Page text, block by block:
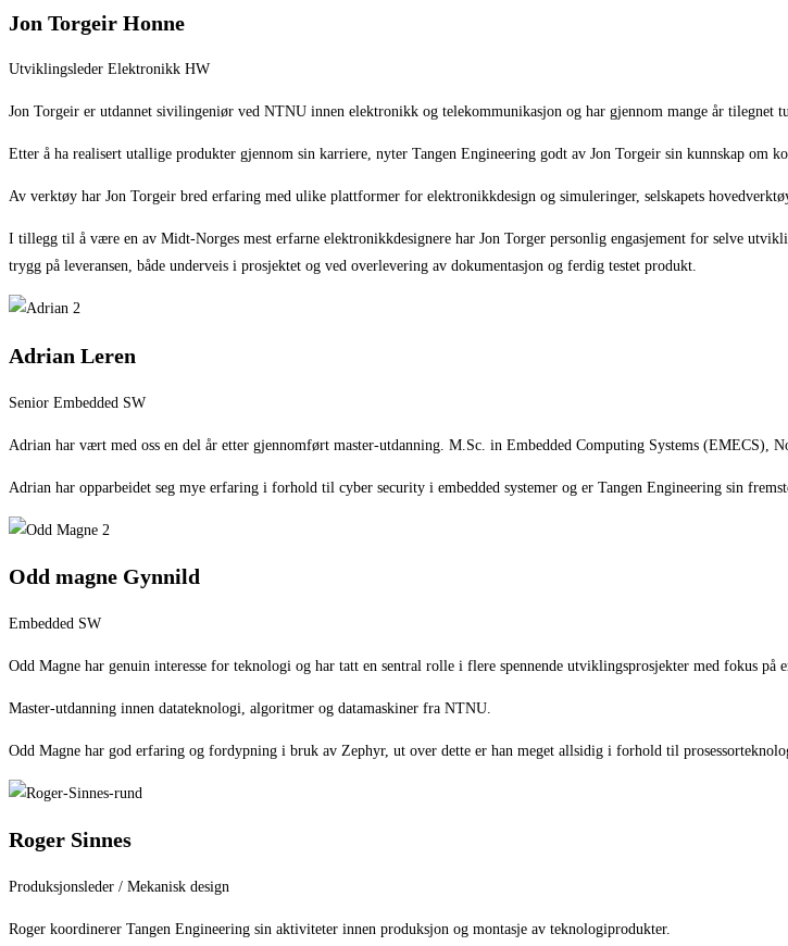
Jon Torgeir Honne
Utviklingsleder Elektronikk HW
Jon Torgeir er utdannet sivilingeniør ved NTNU innen elektronikk og telekommunikasjon og har gjennom mange år tilegnet
Etter å ha realisert utallige produkter gjennom sin karriere, nyter Tangen Engineering godt av Jon Torgeir sin kunnskap om
Av verktøy har Jon Torgeir bred erfaring med ulike plattformer for elektronikkdesign og simuleringer, selskapets
I tillegg til å være en av Midt-Norges mest erfarne elektronikkdesignere har Jon Torger personlig engasjement for selve
trygg på leveransen, både underveis i prosjektet og ved overlevering av dokumentasjon og ferdig testet produkt.
Adrian Leren
Senior Embedded SW
Adrian har vært med oss en del år etter gjennomført master-utdanning. M.Sc. in Embedded Computing Systems (EMECS),
Adrian har opparbeidet seg mye erfaring i forhold til cyber security i embedded systemer og er Tangen Engineering sin
Odd magne Gynnild
Embedded SW
Odd Magne har genuin interesse for teknologi og har tatt en sentral rolle i flere spennende utviklingsprosjekter med fokus på
Master-utdanning innen datateknologi, algoritmer og datamaskiner fra NTNU.
Odd Magne har god erfaring og fordypning i bruk av Zephyr, ut over dette er han meget allsidig i forhold til
Roger Sinnes
Produksjonsleder / Mekanisk design
Roger koordinerer Tangen Engineering sin aktiviteter innen produksjon og montasje av teknologiprodukter.